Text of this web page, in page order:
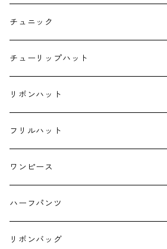
ポケットティッシュケース
ハンカチ
ランチクロス
お弁当袋
キーホルダー
チュニック
チューリップハット
リボンハット
フリルハット
ワンピース
ハーフパンツ
リボンバッグ